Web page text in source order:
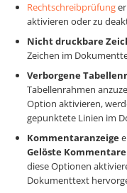
Rechtschreibprüfung
aktivieren oder zu
Nicht druckbare
Zeichen im
Verborgene
Tabellenrahmen
Option aktivieren,
gepunktete Linien im
Kommentaranzeige
Gelöste Kommentare
diese Optionen
Dokumenttext